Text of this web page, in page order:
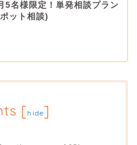
5名様限定！単発相談プラン
ット相談)
[hide]